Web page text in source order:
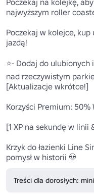
najwyższym roller
Poczekaj w kolejce, kup
jazdą!
⭐- Dodaj do
nad rzeczywistym
[Aktualizacje wkrótce!]
Korzyści Premium: 50%
[1 XP na sekundę w linii
Krzyk do łazienki Line
pomysł w historii 💀
Treści dla dorosłych: